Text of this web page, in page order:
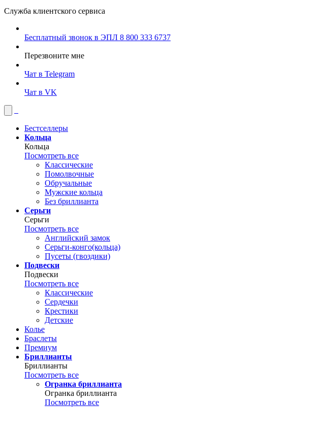
Служба клиентского сервиса
Бесплатный звонок в ЭПЛ 8 800 333 6737
Перезвоните мне
Чат в Telegram
Чат в VK
Бестселлеры
Кольца
Кольца
Посмотреть все
Классические
Помолвочные
Обручальные
Мужские кольца
Без бриллианта
Серьги
Серьги
Посмотреть все
Английский замок
Серьги-конго(кольца)
Пусеты (гвоздики)
Подвески
Подвески
Посмотреть все
Классические
Сердечки
Крестики
Детские
Колье
Браслеты
Премиум
Бриллианты
Бриллианты
Посмотреть все
Огранка бриллианта
Огранка бриллианта
Посмотреть все